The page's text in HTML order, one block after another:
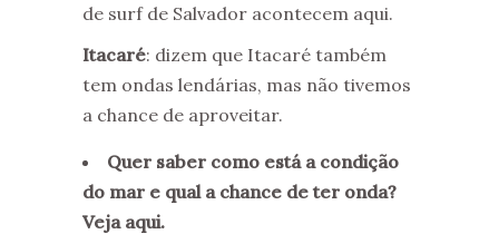
de surf de Salvador acontecem aqui.
Itacaré: dizem que Itacaré também
tem ondas lendárias, mas não tivemos
a chance de aproveitar.
Quer saber como está a condição
do mar e qual a chance de ter onda?
Veja aqui.